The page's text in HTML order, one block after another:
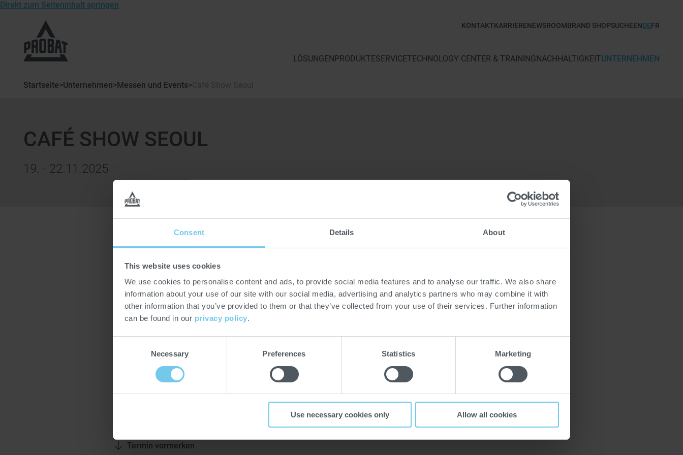
Consent Details About
This website uses cookies
We use cookies to personalise content and ads, to provide social media features and to analyse our traffic. We also share
information about your use of our site with our social media, advertising and analytics partners who may combine it with
other information that you’ve provided to them or that they’ve collected from your use of their services. Further information
can be found in our privacy policy.
Necessary Preferences Statistics Marketing
Use necessary cookies only Allow all cookies
Direkt zum Seiteninhalt springen
von
KONTAKTKARRIERENEWSROOMBRAND SHOPSUCHEENDEFR
LÖSUNGEN PRODUKTESERVICETECHNOLOGY CENTER & TRAINING NACHHALTIGKEITUNTERNEHMEN
Startseite>Unternehmen>Messen und Events>Café Show Seoul
CAFÉ SHOW SEOUL
19. - 22.11.2025
Die Cafe Show Seoul ist die weltweit größte
Geschäftsplattform, die jedes Jahr im November stattfindet,
um die globale Kaffeeindustrie und F&B-Kultur neu zu
beleben. Die B2B-Messe, die von Branchenexperten weltweit
empfohlen wird, bietet einen umfassenden Überblick über die
Lösungen.
Termin vormerken